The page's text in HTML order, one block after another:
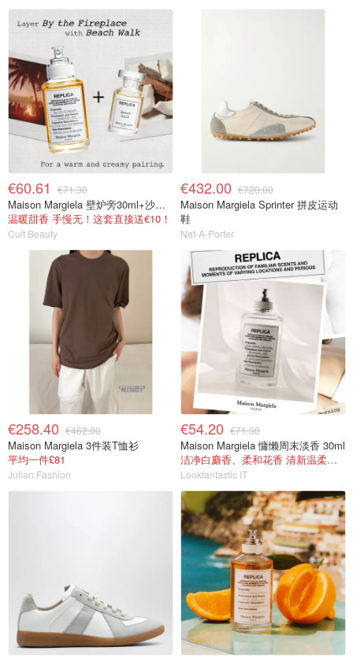
€60.61 €71.30
Maison Margiela 壁炉旁30ml+沙滩漫步7ml
温暖甜香 手慢无！这套直接送€10！
Cult Beauty
€432.00 €720.00
Maison Margiela Sprinter 拼皮运动
鞋
Net-A-Porter
€258.40 €462.00
Maison Margiela 3件装T恤衫
平均一件£81
Julian Fashion
€54.20 €71.30
Maison Margiela 慵懒周末淡香 30ml
洁净白麝香、柔和花香 清新温柔又高级
Lookfantastic IT